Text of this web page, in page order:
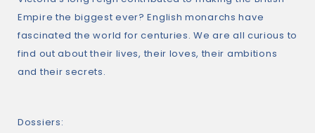
Empire the biggest ever? English monarchs have
fascinated the world for centuries. We are all curious to
find out about their lives, their loves, their ambitions
and their secrets.
Dossiers: